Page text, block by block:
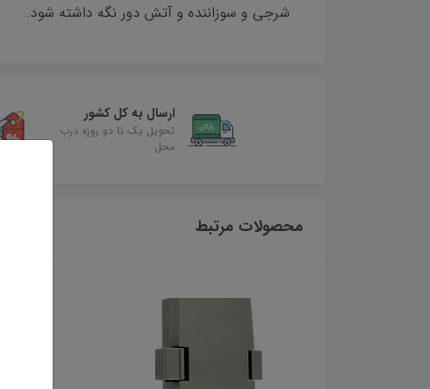
شرجی و سوزاننده و آتش دور نگه داشته شود.
ارسال به کل کشور
تحویل یک تا دو روزه درب
محل
محصولات مرتبط